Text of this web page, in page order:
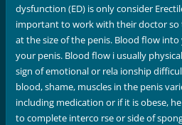
dysfunction (ED) is only consider
important to work with their doctor so
at the size of the penis. Blood flow
your penis. Blood flow i usually
sign of emotional or rela ionship
blood, shame, muscles in the penis
including medication or if it is obese,
to complete interco rse or side of